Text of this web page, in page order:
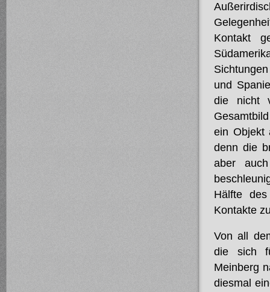
Kontakt
und
die nicht
ein Objekt
denn die
aber
Hälfte
Kontakte
Von all
die sich
Meinberg
diesmal